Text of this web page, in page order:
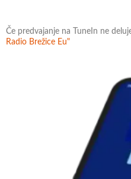
Če predvajanje na TuneIn ne
Radio Brežice Eu"